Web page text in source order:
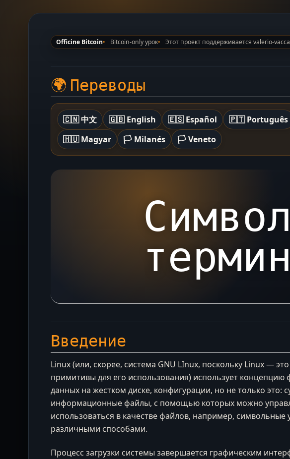
Officine Bitcoin Bitcoin-only урок Этот проект поддерживается valerio-
🌍 Переводы
🇨🇳 中文 🇬🇧 English 🇪🇸 Español 🇵🇹 Português
🇭🇺 Magyar
🏳️ Milanés 🏳️ Veneto
Введение
Linux (или, скорее, система GNU LInux, поскольку Linux —
примитивы для его использования) использует
данных на жестком диске, конфигурации, но не только
информационные файлы, с помощью которых можно
использоваться в качестве файлов, например,
различными способами.
Процесс загрузки системы завершается графическим